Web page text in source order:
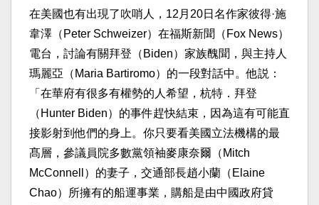
在美國也有出現了吹哨人，12月20日名作家彼得·施
韋澤（Peter Schweizer）在福斯新聞（Fox News）
電台，討論有關拜登（Biden）家族醜聞，與主持人
瑪麗亞（Maria Bartiromo）的一段對話中。他説：
「在華府有很多有權勢的人希望，杭特．拜登
（Hunter Biden）的事件趕快結束，因為這有可能直
接影射到他們的身上。你只要看美國立法機構的最
髙層，參議員院多數黨領袖麥康奈爾（Mitch
McConnell）的妻子，交通部長趙小蘭（Elaine
Chao）所擁有的船運事業，購船是由中國政府貸